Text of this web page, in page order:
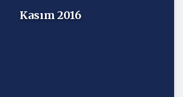
Kasım 2016